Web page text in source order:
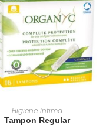
AÑADIR AL CARRITO
Higiene Intima
Tampon Regular